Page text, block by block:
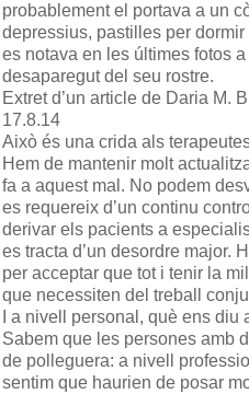
probablement el portava a un
depressius, pastilles per
es notava en les últimes fotos
desaparegut del seu rostre.
Extret d’un article de Daria M.
17.8.14
Això és una crida als
Hem de mantenir molt
fa a aquest mal. No podem
es requereix d’un continu
derivar els pacients a
es tracta d’un desordre major.
per acceptar que tot i tenir la
que necessiten del treball
I a nivell personal, què ens
Sabem que les persones amb
de polleguera: a nivell
sentim que haurien de posar